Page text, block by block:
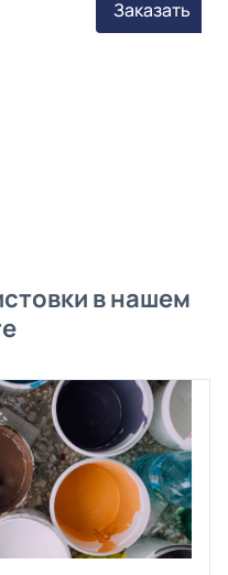
Заказать
в нашем